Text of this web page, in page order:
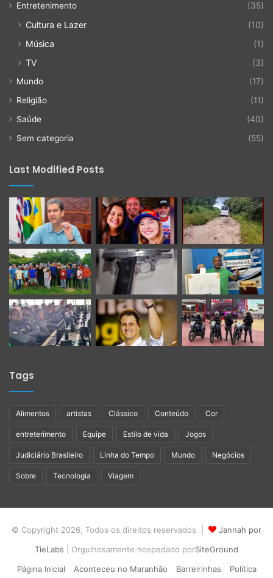
Entretenimento
(35)
Cultura e Lazer
(10)
Música
(1)
TV
(3)
Mundo
(17)
Religião
(11)
Saúde
(40)
Sem categoria
(55)
Last Modified Posts
Tags
Alimentos artistas Clássico Conteúdo Cor
entreterimento Equipe Estilo de vida Jogos
Judiciário Brasileiro Linha do Tempo Mundo Negócios
Sobre Tecnologia Viagem
© Copyright 2026, Todos os direitos reservados |
Jannah por
TieLabs | Orgulhosamente hospedado porSiteGround
Página Inicial
Aconteceu no Maranhão Barreirinhas Política